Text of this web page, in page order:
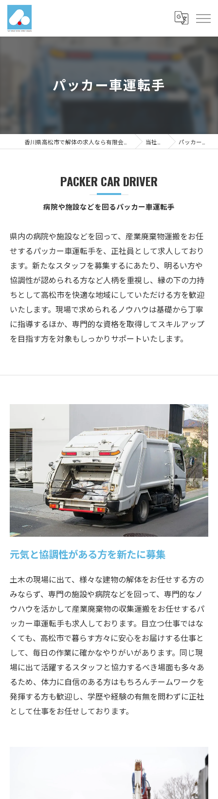
パッカー車運転手
当社を知る パッカー車運転手
病院や施設などを回るパッカー車運転手
PACKER CAR DRIVER
県内の病院や施設などを回って、産業廃棄物運搬をお任
せするパッカー車運転手を、正社員として求人しており
ます。新たなスタッフを募集するにあたり、明るい方や
協調性が認められる方など人柄を重視し、縁の下の力持
ちとして高松市を快適な地域にしていただける方を歓迎
いたします。現場で求められるノウハウは基礎から丁寧
に指導するほか、専門的な資格を取得してスキルアップ
を目指す方を対象もしっかりサポートいたします。
元気と協調性がある方を新たに募集
土木の現場に出て、様々な建物の解体をお任せする方の
みならず、専門の施設や病院などを回って、専門的なノ
ウハウを活かして産業廃棄物の収集運搬をお任せするパ
ッカー車運転手も求人しております。目立つ仕事ではな
くても、高松市で暮らす方々に安心をお届けする仕事と
して、毎日の作業に確かなやりがいがあります。同じ現
場に出て活躍するスタッフと協力するべき場面も多々あ
るため、体力に自信のある方はもちろんチームワークを
発揮する方も歓迎し、学歴や経験の有無を問わずに正社
として仕事をお任せしております。